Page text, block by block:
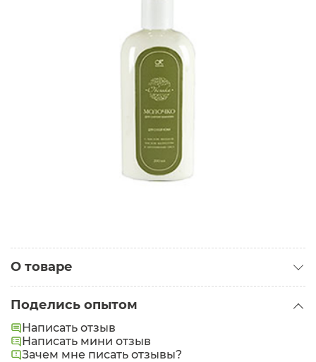
О товаре
Тип кожи:
Сухая
Поделись опытом
Написать отзыв
Написать мини отзыв
Зачем мне писать отзывы?